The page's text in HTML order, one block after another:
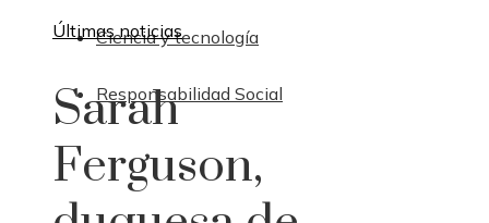
Ciencia y tecnología
Responsabilidad Social
Últimas noticias
Sarah
Ferguson,